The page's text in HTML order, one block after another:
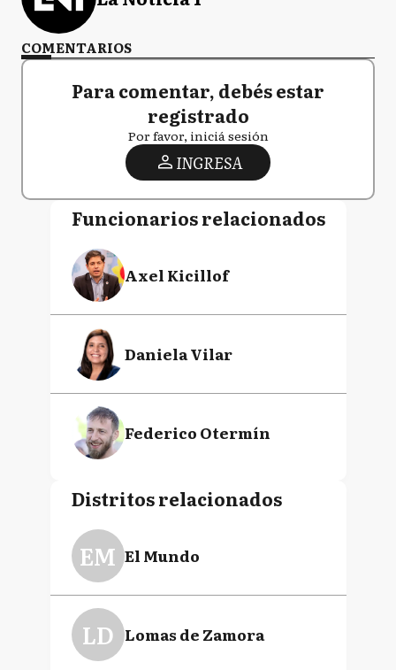
COMENTARIOS
Para comentar, debés estar
registrado
Por favor, iniciá sesión
INGRESA
Funcionarios relacionados
Axel Kicillof
Daniela Vilar
Federico Otermín
Distritos relacionados
EM El Mundo
LD Lomas de Zamora